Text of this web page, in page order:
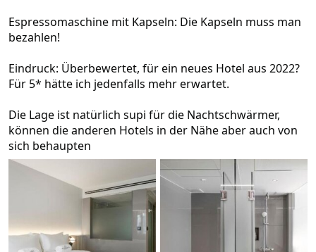
Espressomaschine mit Kapseln: Die Kapseln muss man
bezahlen!
Eindruck: Überbewertet, für ein neues Hotel aus 2022?
Für 5* hätte ich jedenfalls mehr erwartet.
Die Lage ist natürlich supi für die Nachtschwärmer,
können die anderen Hotels in der Nähe aber auch von
sich behaupten